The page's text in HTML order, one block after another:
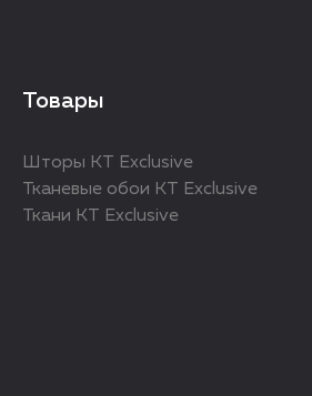
Товары
Шторы KT Exclusive
Тканевые обои KT Exclusive
Ткани KT Exclusive